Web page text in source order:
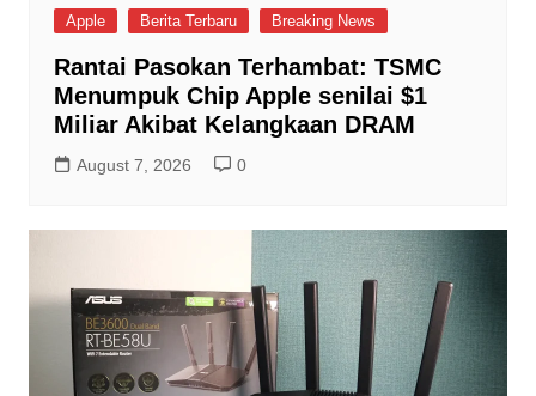
Apple Berita Terbaru Breaking News
Rantai Pasokan Terhambat: TSMC
Menumpuk Chip Apple senilai $1
Miliar Akibat Kelangkaan DRAM
August 7, 2026 0